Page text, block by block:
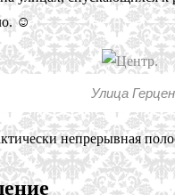
☺
Улица
непрерывная